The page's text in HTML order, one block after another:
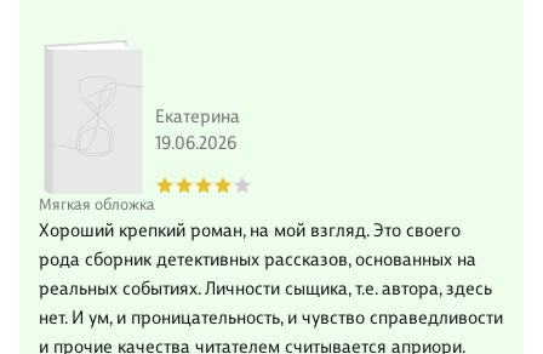
Мягкая обложка
Екатерина
19.06.2026
Хороший крепкий роман, на мой взгляд. Это своего
рода сборник детективных рассказов, основанных на
реальных событиях. Личности сыщика, т.е. автора, здесь
нет. И ум, и проницательность, и чувство справедливости
и прочие качества читателем считывается априори.